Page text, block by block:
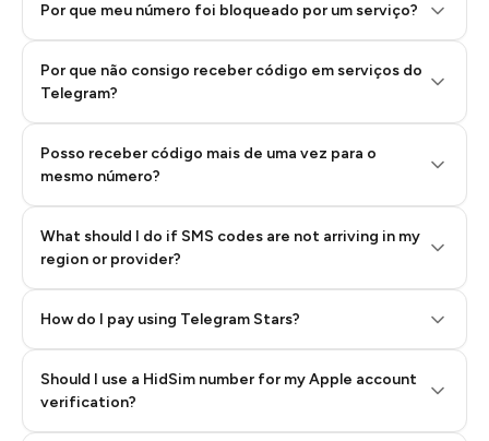
Por que meu número foi bloqueado por um serviço?
Por que não consigo receber código em serviços do
Telegram?
Posso receber código mais de uma vez para o
mesmo número?
What should I do if SMS codes are not arriving in my
region or provider?
How do I pay using Telegram Stars?
Step 3: Pay our bot with Stars
Should I use a HidSim number for my Apple account
verification?
Quality High To Low